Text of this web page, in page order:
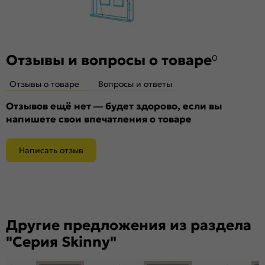
Отзывы и вопросы о товаре0
Отзывы о товаре Вопросы и ответы
Отзывов ещё нет — будет здорово, если вы
напишете свои впечатления о товаре
Написать отзыв
Другие предложения из раздела
"Серия Skinny"